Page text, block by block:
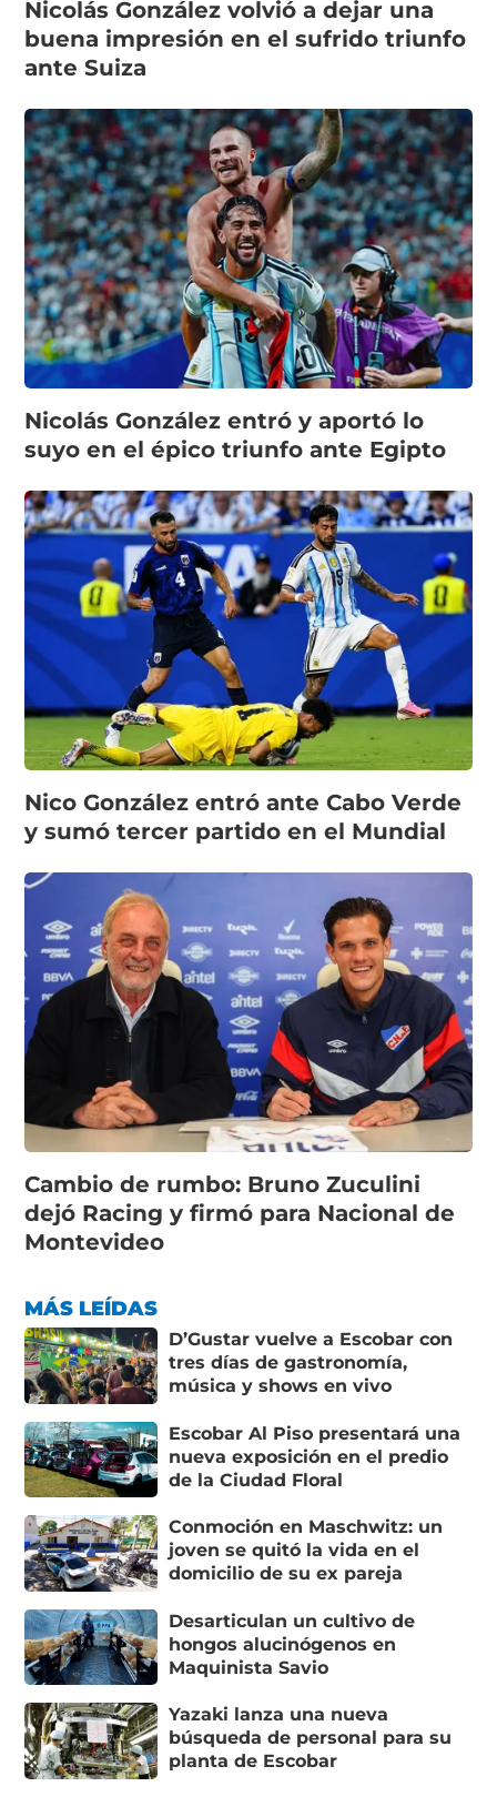
Nicolás González volvió a dejar una
buena impresión en el sufrido triunfo
ante Suiza
Nicolás González entró y aportó lo
suyo en el épico triunfo ante Egipto
Nico González entró ante Cabo Verde
y sumó tercer partido en el Mundial
Cambio de rumbo: Bruno Zuculini
dejó Racing y firmó para Nacional de
Montevideo
MÁS LEÍDAS
D’Gustar vuelve a Escobar con
tres días de gastronomía,
música y shows en vivo
Escobar Al Piso presentará una
nueva exposición en el predio
de la Ciudad Floral
Conmoción en Maschwitz: un
joven se quitó la vida en el
domicilio de su ex pareja
Desarticulan un cultivo de
hongos alucinógenos en
Maquinista Savio
Yazaki lanza una nueva
búsqueda de personal para su
planta de Escobar